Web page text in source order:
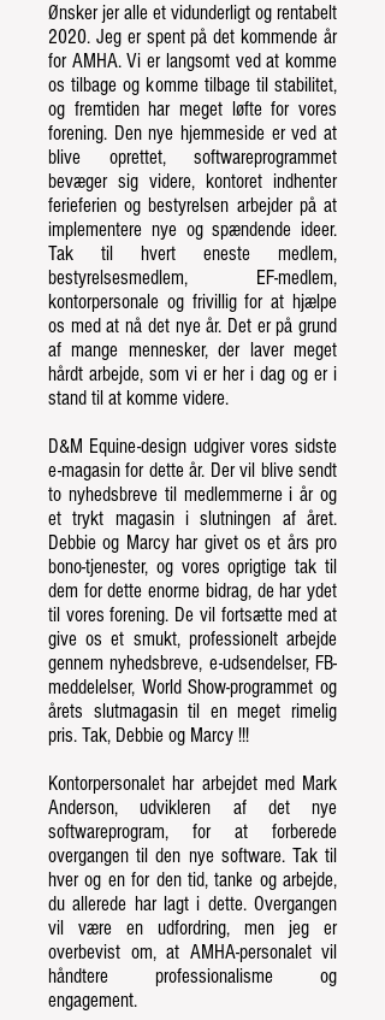
Ønsker jer alle et vidunderligt og rentabelt
2020. Jeg er spent på det kommende år
for AMHA. Vi er langsomt ved at komme
os tilbage og komme tilbage til stabilitet,
og fremtiden har meget løfte for vores
forening. Den nye hjemmeside er ved at
blive oprettet, softwareprogrammet
bevæger sig videre, kontoret indhenter
ferieferien og bestyrelsen arbejder på at
implementere nye og spændende ideer.
Tak til hvert eneste medlem,
bestyrelsesmedlem, EF-medlem,
kontorpersonale og frivillig for at hjælpe
os med at nå det nye år. Det er på grund
af mange mennesker, der laver meget
hårdt arbejde, som vi er her i dag og er i
stand til at komme videre.
D&M Equine-design udgiver vores sidste
e-magasin for dette år. Der vil blive sendt
to nyhedsbreve til medlemmerne i år og
et trykt magasin i slutningen af året.
Debbie og Marcy har givet os et års pro
bono-tjenester, og vores oprigtige tak til
dem for dette enorme bidrag, de har ydet
til vores forening. De vil fortsætte med at
give os et smukt, professionelt arbejde
gennem nyhedsbreve, e-udsendelser, FB-
meddelelser, World Show-programmet og
årets slutmagasin til en meget rimelig
pris. Tak, Debbie og Marcy !!!
Kontorpersonalet har arbejdet med Mark
Anderson, udvikleren af det nye
softwareprogram, for at forberede
overgangen til den nye software. Tak til
hver og en for den tid, tanke og arbejde,
du allerede har lagt i dette. Overgangen
vil være en udfordring, men jeg er
overbevist om, at AMHA-personalet vil
håndtere professionalisme og
engagement.